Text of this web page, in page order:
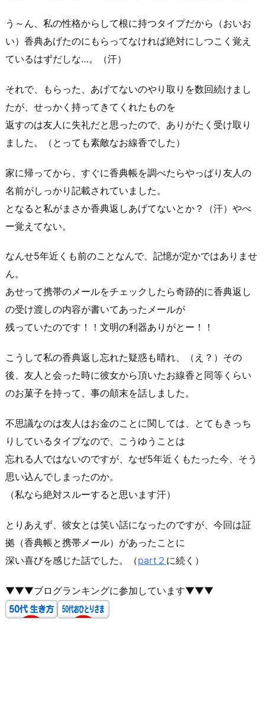
う～ん、私の性格からして根に持つタイプだから（おいお
い）香典あげたのにもらってなければ絶対にしつこく覚え
ているはずだしな…。（汗）
それで、もらった、あげてないのやり取りを数回続けまし
たが、せっかく持ってきてくれたものを
返すのは友人に失礼だと思ったので、ありがたく受け取り
ました。（とっても素敵なお線香でした）
家に帰ってから、すぐに香典帳を調べたらやっぱり友人の
名前がしっかり記載されていました。
となると私がまさか香典返しあげてないとか？（汗）やべ
ー覚えてない。
なんせ5年近くも前のことなんで、記憶が定かではありませ
ん。
あせって携帯のメールをチェックしたら奇跡的に香典返し
の受け渡しの内容が書いてあったメールが
残っていたのです！！文明の利器ありがとー！！
こうして私の香典返し忘れた疑惑も晴れ、（え？）その
後、友人と会った時に彼女から頂いたお線香と同等くらい
のお菓子を持って、事の顛末を話しました。
不思議なのは友人はお金のことに関しては、とてもきっち
りしているタイプなので、こうゆうことは
忘れる人ではないのですが、なぜ5年近くもたった今、そう
思い込んでしまったのか。
（私なら絶対スルーすると思います汗）
とりあえず、彼女とは笑い話になったのですが、今回は証
拠（香典帳と携帯メール）があったことに
深い喜びを感じた話でした。（part２ に続く）
▼▼▼ブログランキングに参加しています▼▼▼